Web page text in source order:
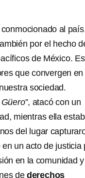
conmocionado al
por el hecho
de México.
que convergen en
sociedad.
”, atacó con un
mientras ella
del lugar
un acto de justicia
en la comunidad
de derechos